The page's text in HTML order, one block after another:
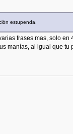
estupenda.
frases mas, solo en
manías, al igual que tu